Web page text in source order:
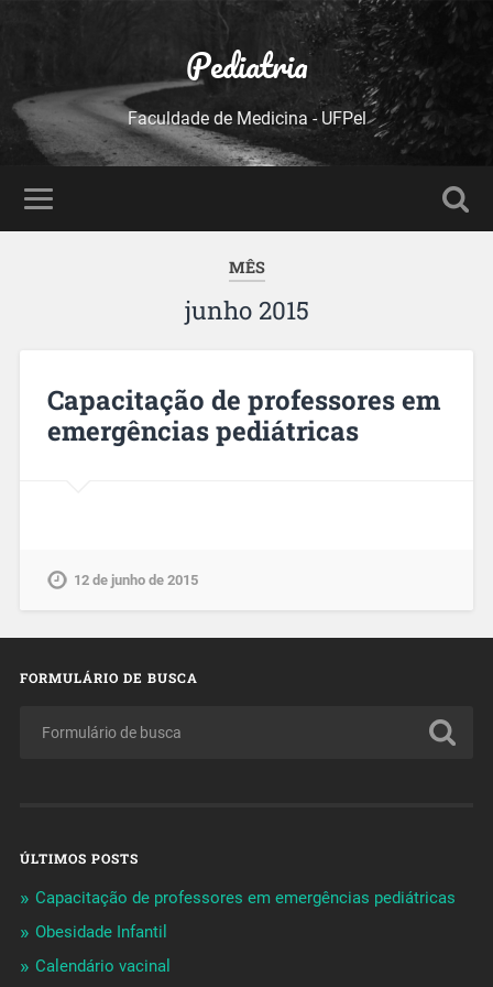
Pediatria
Faculdade de Medicina - UFPel
MÊS
junho 2015
Capacitação de professores em
emergências pediátricas
12 de junho de 2015
FORMULÁRIO DE BUSCA
ÚLTIMOS POSTS
Capacitação de professores em emergências pediátricas
Obesidade Infantil
Calendário vacinal